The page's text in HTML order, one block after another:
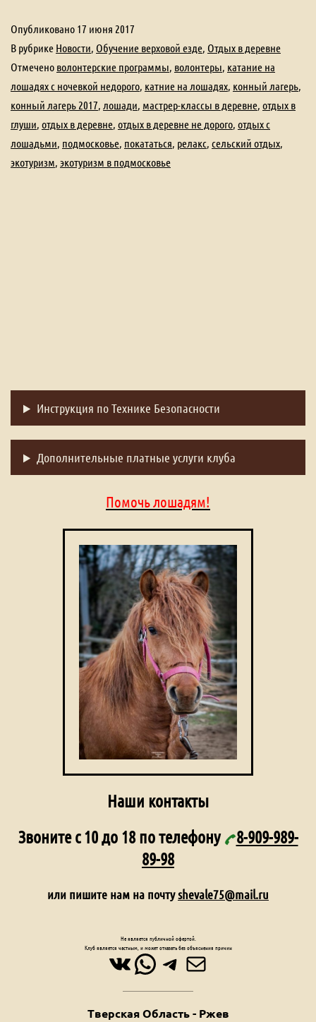
мастер-
классы
Опубликовано 17 июня 2017
В рубрике Новости Обучение верховой езде Отдых в деревне
Отмечено волонтерские программы волонтеры катание на
лошадях с ночевкой недорого катние на лошадях конный лагерь
конный лагерь 2017 лошади мастрер-классы в деревне отдых в
глуши отдых в деревне отдых в деревне не дорого отдых с
лошадьми подмосковье покататься релакс сельский отдых
экотуризм экотуризм в подмосковье
Инструкция по Технике Безопасности
Дополнительные платные услуги клуба
Помочь лошадям!
Наши контакты
Звоните с 10 до 18 по телефону
8-909-989-
89-98
или пишите нам на почтуshevale75@mail.ru
Клуб является частным, и может отказать без объяснения причин
ВКонтакте
WhatsApp
Telegram
Почта
Тверская Область - Ржев